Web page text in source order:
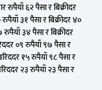
६२ पैसा र बिक्रीदर
३१ पैसा र बिक्रीदर ४०
३४ पैसा र बिक्रीदर
०९ रुपैयाँ ९७ पैसा र
१५ रुपैयाँ ९८ पैसा र
२३ रुपैयाँ २३ पैसा र